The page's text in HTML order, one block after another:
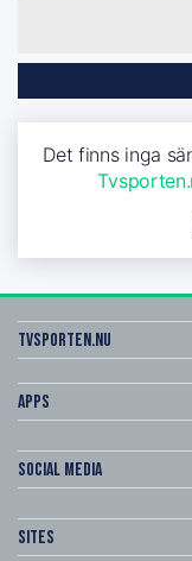
Det finns inga
Tvsporten.nu
Apps
Social Media
Sites